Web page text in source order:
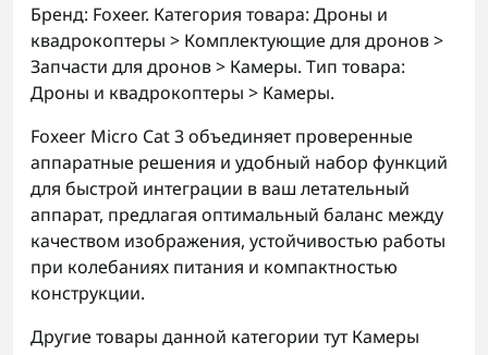
Бренд: Foxeer. Категория товара: Дроны и
квадрокоптеры > Комплектующие для дронов >
Запчасти для дронов > Камеры. Тип товара:
Дроны и квадрокоптеры > Камеры.
Foxeer Micro Cat 3 объединяет проверенные
аппаратные решения и удобный набор функций
для быстрой интеграции в ваш летательный
аппарат, предлагая оптимальный баланс между
качеством изображения, устойчивостью работы
при колебаниях питания и компактностью
конструкции.
Другие товары данной категории тутКамеры